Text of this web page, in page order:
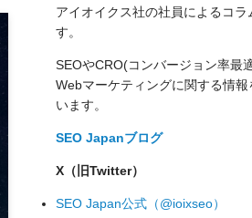
アイオイクス社の社員によるコラ
す。
SEOやCRO(コンバージョン率最
Webマーケティングに関する情報
います。
SEO Japanブログ
X（旧Twitter）
SEO Japan公式（@ioixseo）